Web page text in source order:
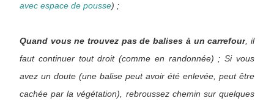
avec espace de pousse) ;
Quand vous ne trouvez pas de balises à un carrefour , il
faut continuer tout droit (comme en randonnée) ; Si vous
avez un doute (une balise peut avoir été enlevée, peut être
cachée par la végétation), rebroussez chemin sur quelques